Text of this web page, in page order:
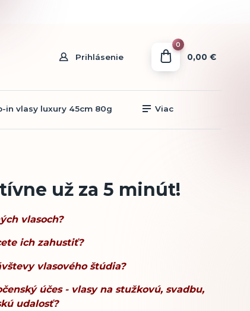
Prihlásenie
0
0,00 €
in vlasy luxury 45cm 80g Viac
už za 5 minút!
vlasoch?
ich zahustiť?
vlasového štúdia?
účes - vlasy na stužkovú, svadbu,
udalosť?